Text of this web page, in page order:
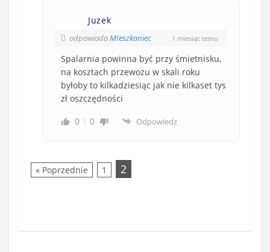
Juzek
odpowiadaMIeszkaniec 1 miesiąc temu
Spalarnia powinna być przy śmietnisku,
na kosztach przewozu w skali roku
byłoby to kilkadziesiąc jak nie kilkaset tys
zł oszczędności
0
0 Odpowiedz
« Poprzednie 1 2